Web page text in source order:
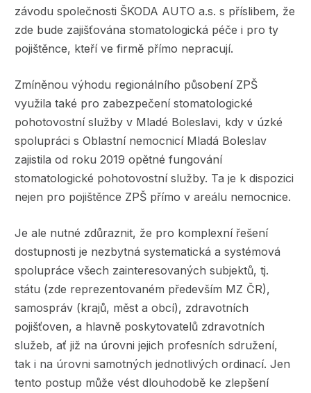
závodu společnosti ŠKODA AUTO a.s. s příslibem, že
zde bude zajišťována stomatologická péče i pro ty
pojištěnce, kteří ve firmě přímo nepracují.
Zmíněnou výhodu regionálního působení ZPŠ
využila také pro zabezpečení stomatologické
pohotovostní služby v Mladé Boleslavi, kdy v úzké
spolupráci s Oblastní nemocnicí Mladá Boleslav
zajistila od roku 2019 opětné fungování
stomatologické pohotovostní služby. Ta je k dispozici
nejen pro pojištěnce ZPŠ přímo v areálu nemocnice.
Je ale nutné zdůraznit, že pro komplexní řešení
dostupnosti je nezbytná systematická a systémová
spolupráce všech zainteresovaných subjektů, tj.
státu (zde reprezentovaném především MZ ČR),
samospráv (krajů, měst a obcí), zdravotních
pojišťoven, a hlavně poskytovatelů zdravotních
služeb, ať již na úrovni jejich profesních sdružení,
tak i na úrovni samotných jednotlivých ordinací. Jen
tento postup může vést dlouhodobě ke zlepšení